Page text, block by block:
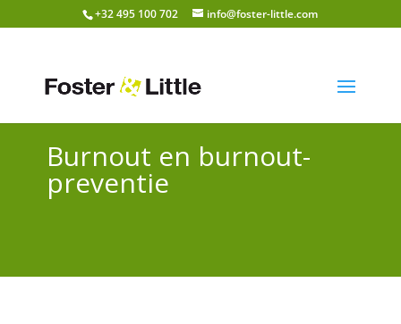
+32 495 100 702 info@foster-little.com
Burnout en burnout-
preventie